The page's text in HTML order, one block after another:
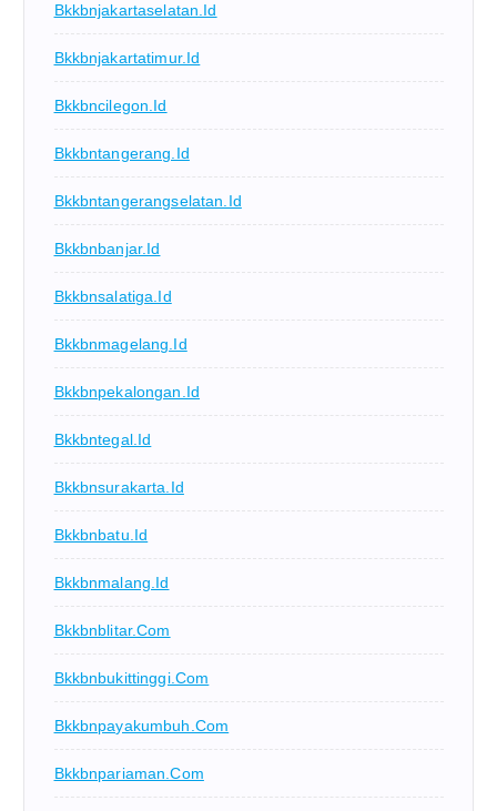
Bkkbnjakartaselatan.id
Bkkbnjakartatimur.id
Bkkbncilegon.id
Bkkbntangerang.id
Bkkbntangerangselatan.id
Bkkbnbanjar.id
Bkkbnsalatiga.id
Bkkbnmagelang.id
Bkkbnpekalongan.id
Bkkbntegal.id
Bkkbnsurakarta.id
Bkkbnbatu.id
Bkkbnmalang.id
Bkkbnblitar.com
Bkkbnbukittinggi.com
Bkkbnpayakumbuh.com
Bkkbnpariaman.com